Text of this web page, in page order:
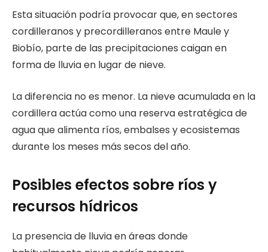
Esta situación podría provocar que, en sectores
cordilleranos y precordilleranos entre Maule y
Biobío, parte de las precipitaciones caigan en
forma de lluvia en lugar de nieve.
La diferencia no es menor. La nieve acumulada en la
cordillera actúa como una reserva estratégica de
agua que alimenta ríos, embalses y ecosistemas
durante los meses más secos del año.
Posibles efectos sobre ríos y
recursos hídricos
La presencia de lluvia en áreas donde